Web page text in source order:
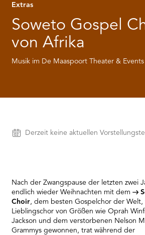
DAS THEATER ÖFFNEN
THEATERPÄDAGOGIK ÖFFNEN
Extras
Soweto Gospel
von Afrika
Musik im De Maaspoort Theater & Events
Vorstellungen
Derzeit keine aktuellen
Nach der Zwangspause der letzten zwei
endlich wieder Weihnachten mit dem
Choir, dem besten Gospelchor der Welt,
Lieblingschor von Größen wie Oprah
Jackson und dem verstorbenen Nelson
Grammys gewonnen, trat während der